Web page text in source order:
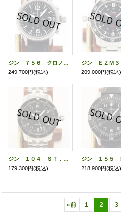
ジン ７５６ クロノグラフ 黒文字盤
249,700円(税込)
209,000円(税込)
ジン １０４ ＳＴ．ＳＡ アラビア黒文字盤
179,300円(税込)
218,900円(税込)
«前 1 2 3